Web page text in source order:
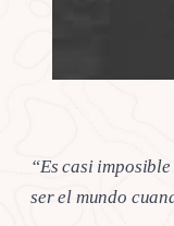
“Es casi
ser el mundo